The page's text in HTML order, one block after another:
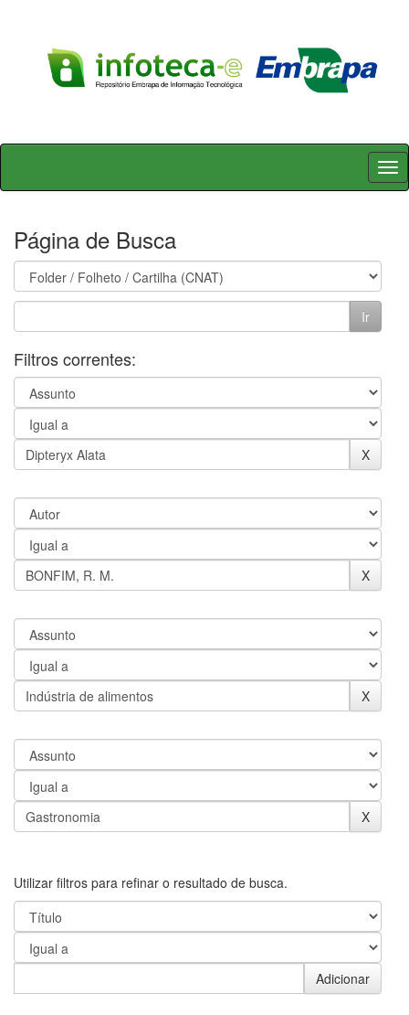
Skip
Página de Busca
Filtros correntes:
Utilizar filtros para refinar o resultado de busca.